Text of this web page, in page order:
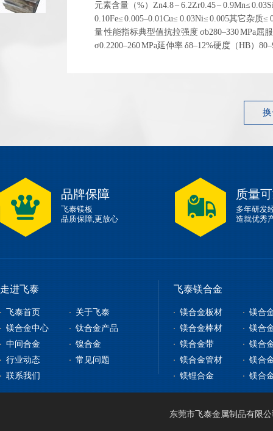
元素含量（%）Zn4.8 – 6.2Zr0.45 – 0.9Mn≤
0.10Fe≤ 0.005–0.01Cu≤ 0.03Ni≤ 0.005其它杂质≤
量 性能指标典型值抗拉强度 σb280–330 MPa屈
σ0.2200–260 MPa延伸率 δ8–12%硬度（HB）
品牌保障
飞泰镁板
品质保障,更放心
质量
多年研发
造就优秀
走进飞泰
飞泰首页
关于飞泰
镁合金中心
镁合金板材
镁合金型材
镁合金棒材
钛合金产品
钛合金板
钛合金棒
中间合金
钇铁合金
稀土镁中间合金
镍合金
纯镍
行业动态
常见问题
联系我们
飞泰镁合金
镁合金板材
镁合
镁合金棒材
镁合
镁合金带
镁合
镁合金管材
镁合
镁锂合金
镁合
东莞市飞泰金属制品有限